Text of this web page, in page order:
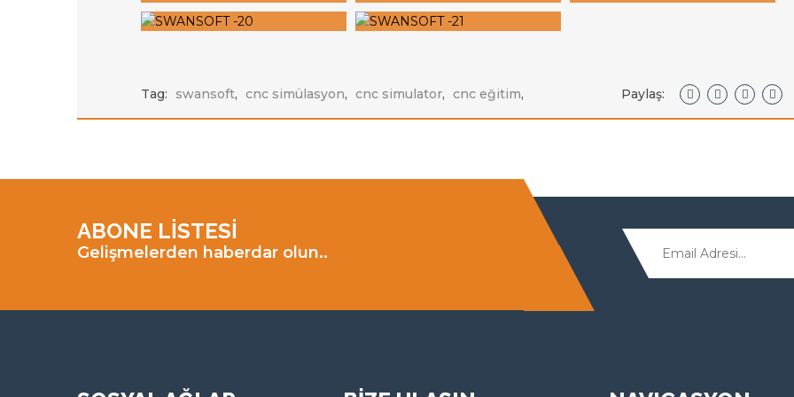
Tag: swansoft, cnc simülasyon, cnc simulator, cnc eğitim, Paylaş:
ABONE LİSTESİ
Gelişmelerden haberdar olun..